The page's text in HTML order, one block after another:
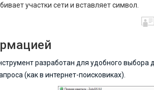
участки сети и вставляет символ.
разработан для удобного
(как в интернет-поисковиках).